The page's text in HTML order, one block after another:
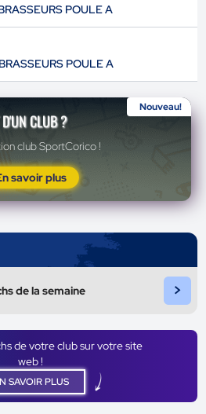
POULE A
POULE A
Nouveau!
D'UN CLUB ?
club SportCorico !
savoir plus
de la semaine >
de votre club sur votre site
web !
SAVOIR PLUS